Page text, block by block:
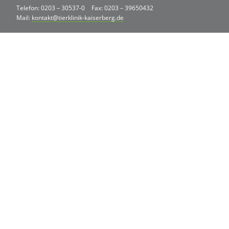
Telefon: 0203 – 30537-0
Fax: 0203 – 39650432
Mail: kontakt@tierklinik-kaiserberg.de